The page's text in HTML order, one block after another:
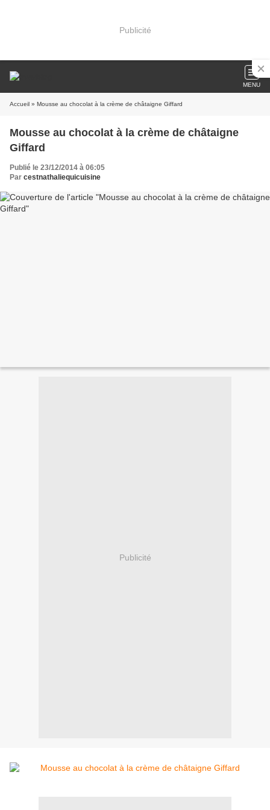
Publicité
MENU
Accueil » Mousse au chocolat à la crème de châtaigne Giffard
Mousse au chocolat à la crème de châtaigne
Giffard
Publié le 23/12/2014 à 06:05
Par cestnathaliequicuisine
Publicité